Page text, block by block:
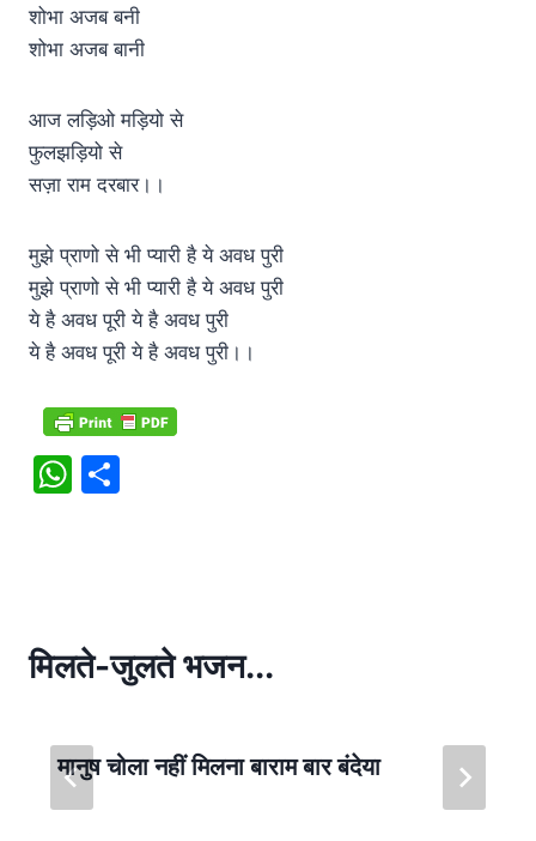
शोभा अजब बनी
शोभा अजब बानी
आज लड़िओ मड़ियो से
फुलझड़ियो से
सज़ा राम दरबार।।
मुझे प्राणो से भी प्यारी है ये अवध पुरी
मुझे प्राणो से भी प्यारी है ये अवध पुरी
ये है अवध पूरी ये है अवध पुरी
ये है अवध पूरी ये है अवध पुरी।।
W
p
मिलते-जुलते भजन...
मानुष चोला नहीं मिलना बाराम बार बंदेया